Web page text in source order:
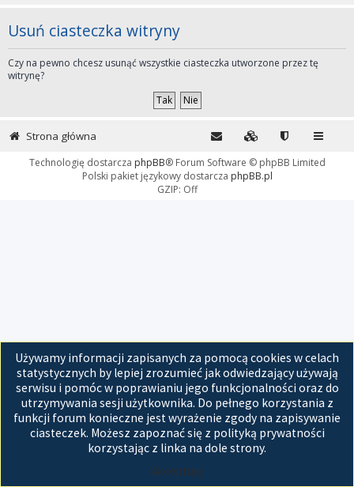
Usuń ciasteczka witryny
Czy na pewno chcesz usunąć wszystkie ciasteczka utworzone przez tę
witrynę?
Używamy informacji zapisanych za pomocą cookies w celach
statystycznych by lepiej zrozumieć jak odwiedzający używają
serwisu i pomóc w poprawianiu jego funkcjonalności oraz do
utrzymywania sesji użytkownika. Do pełnego korzystania z
funkcji forum konieczne jest wyrażenie zgody na zapisywanie
ciasteczek. Możesz zapoznać się z polityką prywatności
korzystając z linka na dole strony.
Akceptuję
Strona główna
Technologię dostarcza phpBB® Forum Software © phpBB Limited
Polski pakiet językowy dostarcza phpBB.pl
GZIP: Off